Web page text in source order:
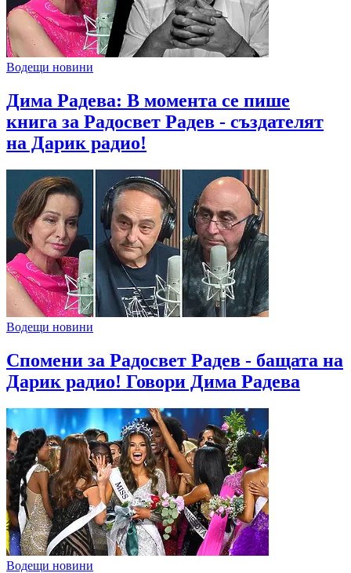
Водещи новини
Дима Радева: В момента се пише
книга за Радосвет Радев - създателят
на Дарик радио!
Водещи новини
Спомени за Радосвет Радев - бащата на
Дарик радио! Говори Дима Радева
Водещи новини